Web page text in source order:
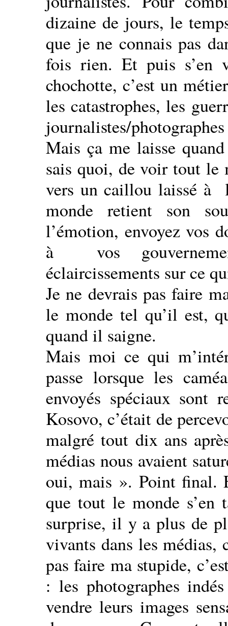
dizaine de jours, le
que je ne connais pas
fois rien. Et puis s’en
chochotte, c’est un
les catastrophes, les
journalistes/
Mais ça me laisse
sais quoi, de voir tout le
vers un caillou laissé à
monde retient son
l’émotion, envoyez vos
à vos
éclaircissements sur ce
Je ne devrais pas faire
le monde tel qu’il est,
quand il saigne.
Mais moi ce qui
passe lorsque les
envoyés spéciaux sont
Kosovo, c’était de
malgré tout dix ans
médias nous avaient
oui, mais ». Point final.
que tout le monde s’en
surprise, il y a plus de
vivants dans les médias,
pas faire ma stupide,
: les photographes
vendre leurs images